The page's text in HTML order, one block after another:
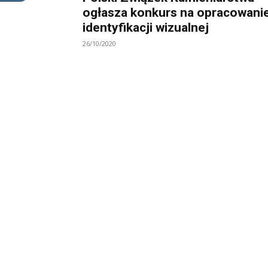
ogłasza konkurs na
identyfikacji wizualnej
26/10/2020